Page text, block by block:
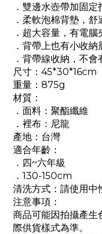
．雙邊水壺帶加固
．柔軟泡棉背墊，舒
．超大容量，有電
．背帶上也有小收
．背帶線收納，不
尺寸：45*30*16cm
重量：875g
材質：
．面料：聚酯纖維
．裡布：尼龍
產地：台灣
適合年齡：
．四~六年級
．130-150cm
清洗方式：請使用中
注意事項：
商品可能因拍攝產生
際供貨樣式為準。